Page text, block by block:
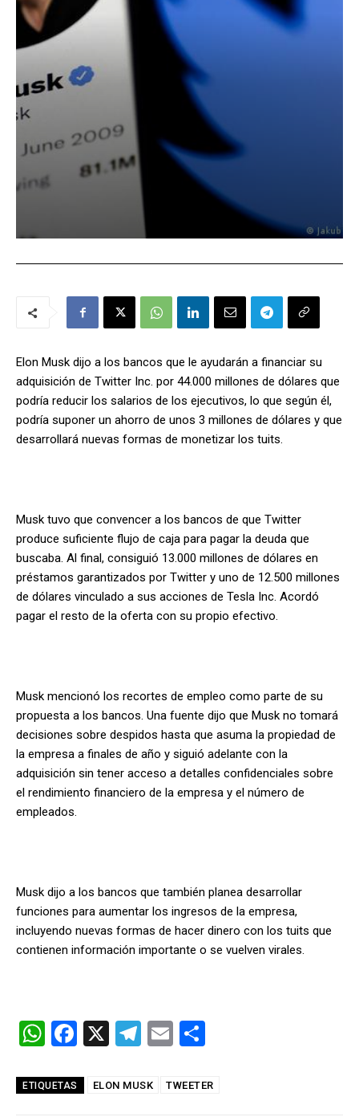
Elon Musk dijo a los bancos que le ayudarán a financiar su
adquisición de Twitter Inc. por 44.000 millones de dólares que
podría reducir los salarios de los ejecutivos, lo que según él,
podría suponer un ahorro de unos 3 millones de dólares y que
desarrollará nuevas formas de monetizar los tuits.
Musk tuvo que convencer a los bancos de que Twitter
produce suficiente flujo de caja para pagar la deuda que
buscaba. Al final, consiguió 13.000 millones de dólares en
préstamos garantizados por Twitter y uno de 12.500 millones
de dólares vinculado a sus acciones de Tesla Inc. Acordó
pagar el resto de la oferta con su propio efectivo.
Musk mencionó los recortes de empleo como parte de su
propuesta a los bancos. Una fuente dijo que Musk no tomará
decisiones sobre despidos hasta que asuma la propiedad de
la empresa a finales de año y siguió adelante con la
adquisición sin tener acceso a detalles confidenciales sobre
el rendimiento financiero de la empresa y el número de
empleados.
Musk dijo a los bancos que también planea desarrollar
funciones para aumentar los ingresos de la empresa,
incluyendo nuevas formas de hacer dinero con los tuits que
contienen información importante o se vuelven virales.
W
at
F
ce
X
T
e
E
ail m
ETIQUETAS ELON MUSK TWEETER